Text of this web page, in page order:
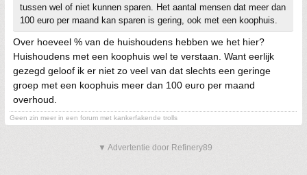
tussen wel of niet kunnen sparen. Het aantal mensen dat meer dan
100 euro per maand kan sparen is gering, ook met een koophuis.
Over hoeveel % van de huishoudens hebben we het hier?
Huishoudens met een koophuis wel te verstaan. Want eerlijk
gezegd geloof ik er niet zo veel van dat slechts een geringe
groep met een koophuis meer dan 100 euro per maand
overhoud.
Geen zin meer in een forum met kankerfakende trolls
▼ Advertentie door Refinery89